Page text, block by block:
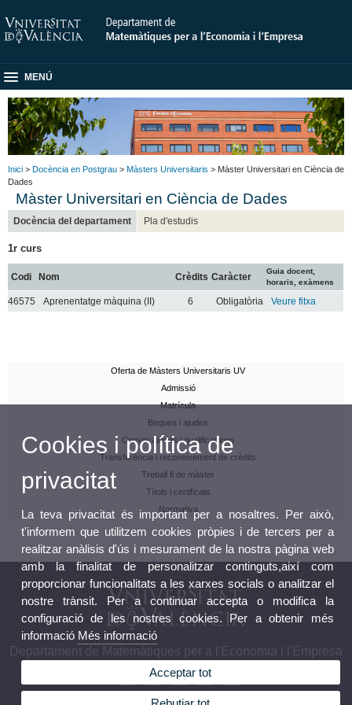
MENÚ
Inici > Docència en Postgrau > Màsters Universitaris > Màster Universitari en Ciència de
Dades
Màster Universitari en Ciència de Dades
Docència del departament Pla d'estudis
1r curs
Codi Nom Crèdits Caràcter
Guia docent,
horaris, exàmens
46575 Aprenentatge màquina (II) 6 Obligatòria Veure fitxa
Oferta de Màsters Universitaris UV
Admissió
Matrícula
Beques i ajudes
Convocatòries i qualificacions
Transferència i reconeixement de crèdits
Treball fi de màster
Títols i certificats
Normativa
Departament de Matemàtiques per a l'Economia i l'Empresa
Cookies i política de
privacitat
La teva privacitat és important per a nosaltres. Per això,
t'informem que utilitzem cookies pròpies i de tercers per a
realitzar anàlisis d'ús i mesurament de la nostra pàgina web
amb la finalitat de personalitzar continguts,així com
proporcionar funcionalitats a les xarxes socials o analitzar el
nostre trànsit. Per a continuar accepta o modifica la
configuració de les nostres cookies. Per a obtenir més
informació Més informació
Acceptar tot